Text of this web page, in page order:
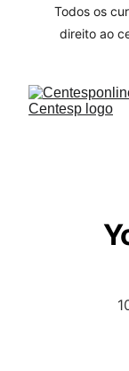
Todos os
direito ao